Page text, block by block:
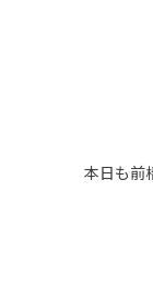
本日も前